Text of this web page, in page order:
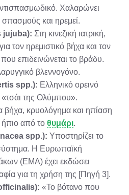
Χαλαρώνει
και ηρεμεί.
jujuba): Στη κινεζική ιατρική,
τον ηρεμιστικό βήχα και τον
επιδεινώνεται το βράδυ.
βλεννογόνο.
spp.): Ελληνικό ορεινό
της Ολύμπου».
βήχα, κρυολόγημα και ηπίαση
ήπιο από το θυμάρι.
spp.): Υποστηρίζει το
Η Ευρωπαϊκή
(EMA) έχει εκδώσει
για τη χρήση της [Πηγή 3].
«Το βότανο που